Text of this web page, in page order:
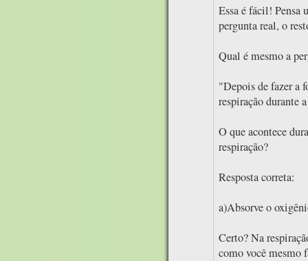
Essa é fácil! Pensa
pergunta real, o
Qual é mesmo a
"Depois de fazer a
respiração durante
O que acontece
respiração?
Resposta correta:
a)Absorve o
Certo? Na
como você mesmo